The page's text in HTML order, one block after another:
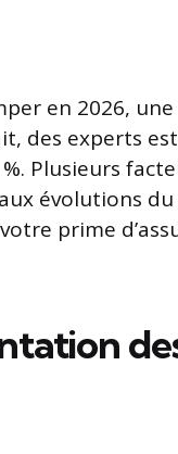
en 2026,
des experts
Plusieurs
évolutions du
prime